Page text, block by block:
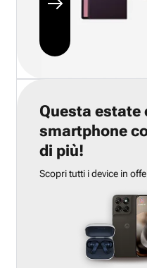
Questa estate
smartphone
di più!
Scopri tutti i device in